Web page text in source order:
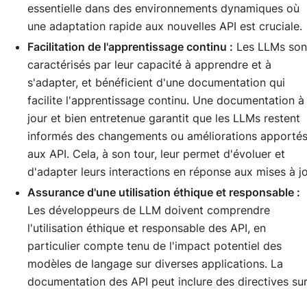
essentielle dans des environnements dynamiques où
une adaptation rapide aux nouvelles API est cruciale.
Facilitation de l'apprentissage continu : Les LLMs
caractérisés par leur capacité à apprendre et à
s'adapter, et bénéficient d'une documentation qui
facilite l'apprentissage continu. Une documentation à
jour et bien entretenue garantit que les LLMs restent
informés des changements ou améliorations apportés
aux API. Cela, à son tour, leur permet d'évoluer et
d'adapter leurs interactions en réponse aux mises à
Assurance d'une utilisation éthique et responsable :
Les développeurs de LLM doivent comprendre
l'utilisation éthique et responsable des API, en
particulier compte tenu de l'impact potentiel des
modèles de langage sur diverses applications. La
documentation des API peut inclure des directives sur